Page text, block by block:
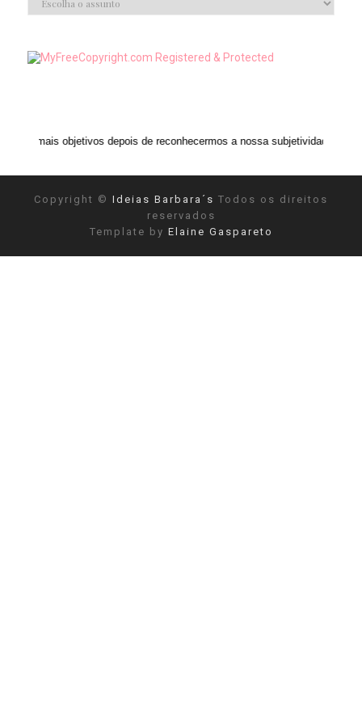
depois de reconhecermos a nossa subjetividade." ANAIS NIN
Copyright © Ideias Barbara´s Todos os direitos
reservados
Template by Elaine Gaspareto